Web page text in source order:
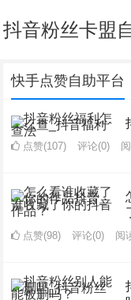
抖音粉丝卡盟
快手点赞自助平台
点赞(107) 评论(0)
点赞(98) 评论(0) 阅